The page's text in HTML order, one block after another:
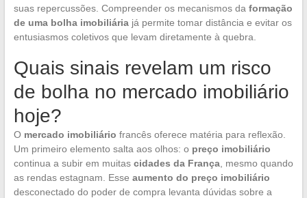
suas repercussões. Compreender os mecanismos da formação
de uma bolha imobiliáriajá permite tomar distância e evitar os
entusiasmos coletivos que levam diretamente à quebra.
Quais sinais revelam um risco
de bolha no mercado imobiliário
hoje?
O mercado imobiliário francês oferece matéria para reflexão.
Um primeiro elemento salta aos olhos: o preço imobiliário
continua a subir em muitas cidades da França, mesmo quando
as rendas estagnam. Esse aumento do preço imobiliário
desconectado do poder de compra levanta dúvidas sobre a